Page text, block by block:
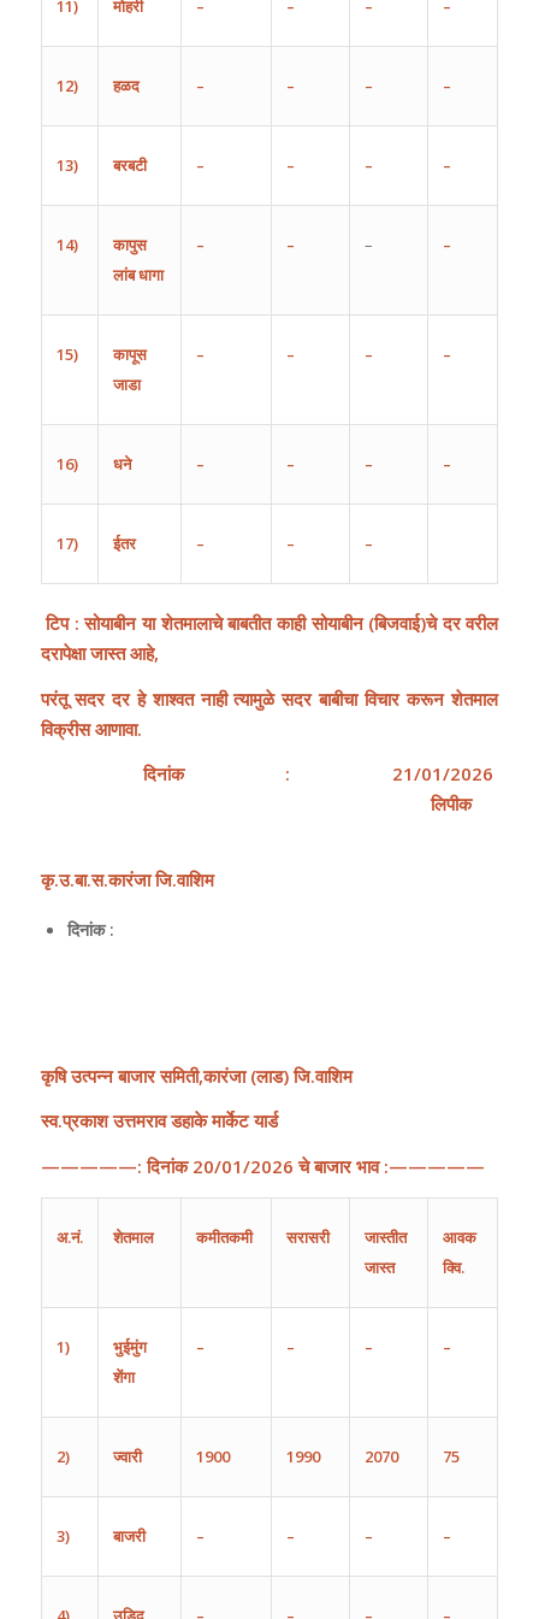
11) मोहरी – – – –
12) हळद – – – –
13) बरबटी – – – –
14)
कापुस
लांबधागा
– – – –
15)
कापूस
जाडा
– – – –
16) धने – – – –
17) ईतर – – –
टिप : सोयाबीन या शेतमालाचे बाबतीत काही सोयाबीन (बिजवाई)चे दर वरील
दरापेक्षा जास्त आहे,
परंतू सदर दर हे शाश्वत नाही त्यामुळे सदर बाबीचा विचार करून शेतमाल
विक्रीस आणावा.
दिनांक
: 21/01/2026
लिपीक
कृ.उ.बा.स.कारंजा जि.वाशिम
दिनांक :
कृषि उत्पन्न बाजार समिती,कारंजा(लाड)जि.वाशिम
स्व.प्रकाश उत्तमराव डहाके मार्केट यार्ड
—————:दिनांक 20/01/2026 चे बाजार भाव:—————
अ.नं. शेतमाल कमीतकमी सरासरी
जास्तीत
जास्त
आवक
क्वि.
1)
भुईमुंग
शेंगा
– – – –
2) ज्वारी 1900 1990 2070 75
3) बाजरी – – – –